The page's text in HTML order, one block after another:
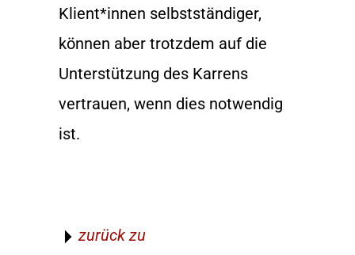
Klient*innen selbstständiger,
können aber trotzdem auf die
Unterstützung des Karrens
vertrauen, wenn dies notwendig
ist.
zurück zu